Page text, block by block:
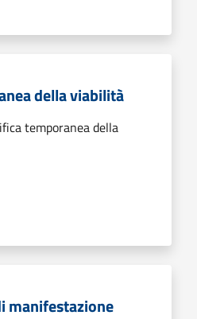
della viabilità
temporanea della
manifestazione